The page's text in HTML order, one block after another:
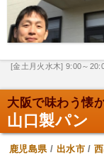
[金土月火水木] 9:00～
大阪で味わう懐
山口製パン
鹿児島県/ 出水市/